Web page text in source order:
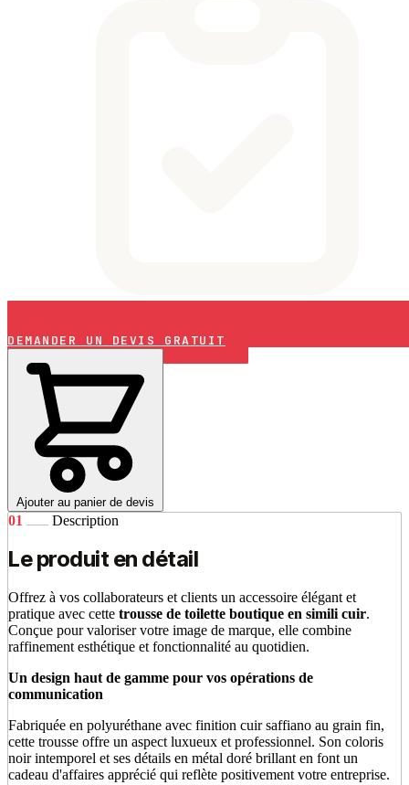
DEMANDER UN DEVIS GRATUIT
Ajouter au panier de devis
01 Description
Le produit en détail
Offrez à vos collaborateurs et clients un accessoire élégant et
pratique avec cette trousse de toilette boutique en simili cuir.
Conçue pour valoriser votre image de marque, elle combine
raffinement esthétique et fonctionnalité au quotidien.
Un design haut de gamme pour vos opérations de
communication
Fabriquée en polyuréthane avec finition cuir saffiano au grain fin,
cette trousse offre un aspect luxueux et professionnel. Son coloris
noir intemporel et ses détails en métal doré brillant en font un
cadeau d'affaires apprécié qui reflète positivement votre entreprise.